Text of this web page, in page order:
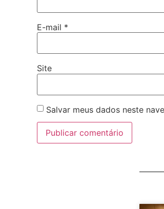
E-mail *
Site
Salvar meus dados neste